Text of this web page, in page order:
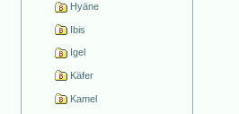
Hyäne
Ibis
Igel
Käfer
Kamel